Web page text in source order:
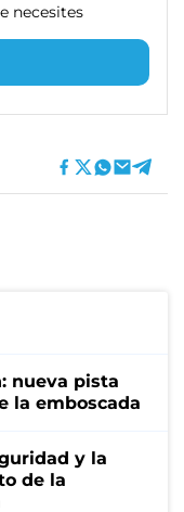
necesites
nueva pista
la emboscada
y la
de la